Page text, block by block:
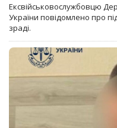
Ексвійськовослужбовцю
України повідомлено про
зраді.